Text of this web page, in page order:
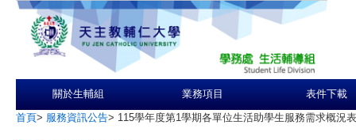
關於生輔組 業務項目 表件下載
首頁> 服務資訊公告> 115學年度第1學期各單位生活助學生服務需求概況